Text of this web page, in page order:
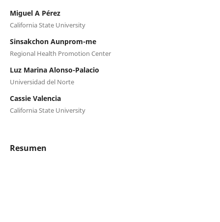
Miguel A Pérez
California State University
Sinsakchon Aunprom-me
Regional Health Promotion Center
Luz Marina Alonso-Palacio
Universidad del Norte
Cassie Valencia
California State University
Resumen